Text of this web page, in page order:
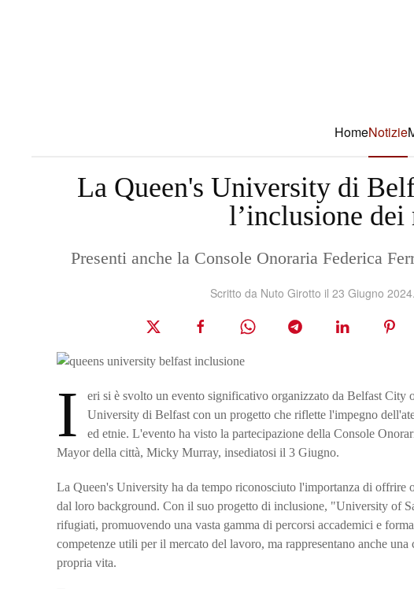
HomeNotizie
La Queen's University di
l’inclusione
Presenti anche la Console Onoraria Federica
Scritto da Nuto Girotto il 23 Giugno 2024
I
eri si è svolto un evento significativo organizzato da Belfast City
University di Belfast con un progetto che riflette l'impegno
ed etnie. L'evento ha visto la partecipazione della Console
Mayor della città, Micky Murray, insediatosi il 3 Giugno.
La Queen's University ha da tempo riconosciuto l'importanza di offrire
dal loro background. Con il suo progetto di inclusione, "University of
rifugiati, promuovendo una vasta gamma di percorsi accademici e
competenze utili per il mercato del lavoro, ma rappresentano anche
propria vita.